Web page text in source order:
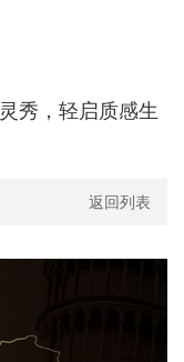
秀，轻启质感生
返回列表